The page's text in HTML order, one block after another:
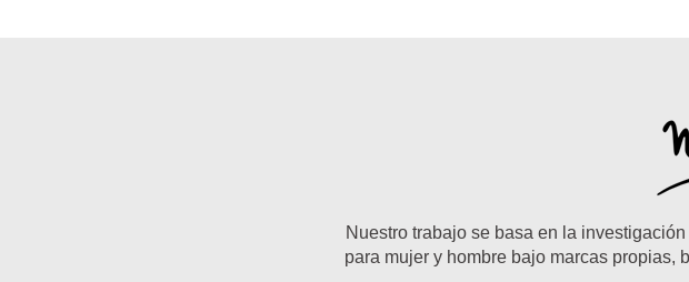
Nuestro trabajo se basa en la
para mujer y hombre bajo marcas propias,